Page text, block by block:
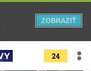
24
ZOBRAZIŤ